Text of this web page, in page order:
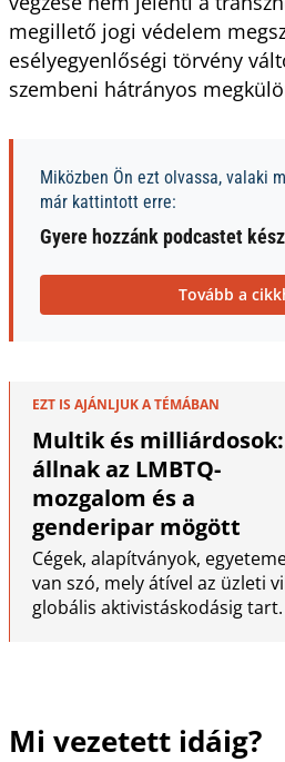
megillető jogi védelem
esélyegyenlőségi törvény
szembeni hátrányos
Miközben Ön ezt olvassa, valaki
már kattintott erre:
Gyere hozzánk podcastet
Tovább a
EZT IS AJÁNLJUK A TÉMÁBAN
Multik és
állnak az LMBTQ-
mozgalom és a
genderipar mögött
Cégek, alapítványok,
van szó, mely átível az üzleti
globális aktivistáskodásig
Mi vezetett idáig?